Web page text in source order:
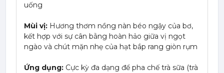
uống
Mùi vị: Hương thơm nồng nàn béo ngậy của bơ,
kết hợp với sự cân bằng hoàn hảo giữa vị ngọt
ngào và chút mặn nhẹ của hạt bắp rang giòn rụm
Ứng dụng: Cực kỳ đa dạng để pha chế trà sữa (trà